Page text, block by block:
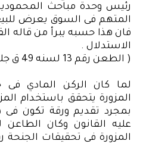
المتهم فى السوق يعرض
فان هذا حسبه يبرأ من قاله
الاستدلال .
( الطعن رقم 13 لسنه 49 ق جلسة 29/4/1979 )
لما كان الركن المادي فى
المزورة يتحقق باستخدام
بمجرد تقديم ورقة تكون فى
عليه القانون وكان الطاعن